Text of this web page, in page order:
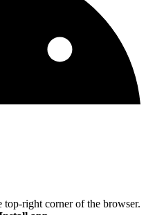
right corner of the browser.